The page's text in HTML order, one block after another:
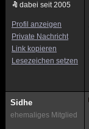
dabei seit 2005
Profil anzeigen
Private Nachricht
Link kopieren
Lesezeichen setzen
Sidhe
ehemaliges Mitglied